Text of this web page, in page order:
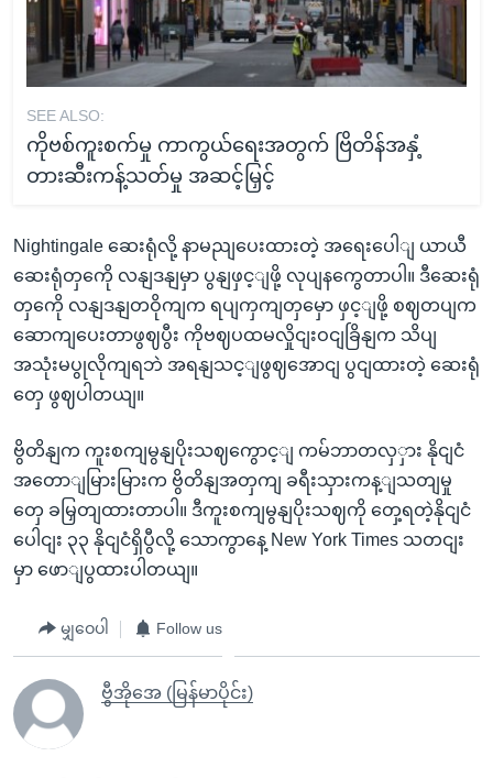
SEE ALSO:
ကိုဗစ်ကူးစက်မှု ကာကွယ်ရေးအတွက် ဗြိတိန်အနှံ့
တားဆီးကန့်သတ်မှု အဆင့်မြှင့်
Nightingale ဆေးရုံလို့ နာမညျပေးထားတဲ့ အရေးပေါျ ယာယီ
ဆေးရုံတှကေို လနျဒနျမှာ ပွနျဖှင့ျဖို့ လုပျနကွေတာပါ။ ဒီဆေးရုံ
တှကေို လနျဒနျတဝိုကျက ရပျကှကျတှမှော ဖှင့ျဖို့ စဈတပျက
ဆောကျပေးတာဖွဈပွီး ကိုဗဈပထမလှိုငျးဝငျခြိနျက သိပျ
အသုံးမပွုလိုကျရဘဲ အရနျသင့ျဖွဈအောငျ ပွငျထားတဲ့ ဆေးရုံ
တှေ ဖွဈပါတယျ။
ဗွိတိနျက ကူးစကျမွနျပိုးသဈကွောင့ျ ကမ်ဘာတလှှား နိုငျငံ
အတောျမြားမြားက ဗွိတိနျအတှကျ ခရီးသှားကန့ျသတျမှု
တှေ ခမြှတျထားတာပါ။ ဒီကူးစကျမွနျပိုးသဈကို တှေ့ရတဲ့နိုငျငံ
ပေါငျး ၃၃ နိုငျငံရှိပွီလို့ သောကွာနေ့ New York Times သတငျး
မှာ ဖောျပွထားပါတယျ။
မျှဝေပါ Follow us
ဗွီအိုအေ (မြန်မာပိုင်း)